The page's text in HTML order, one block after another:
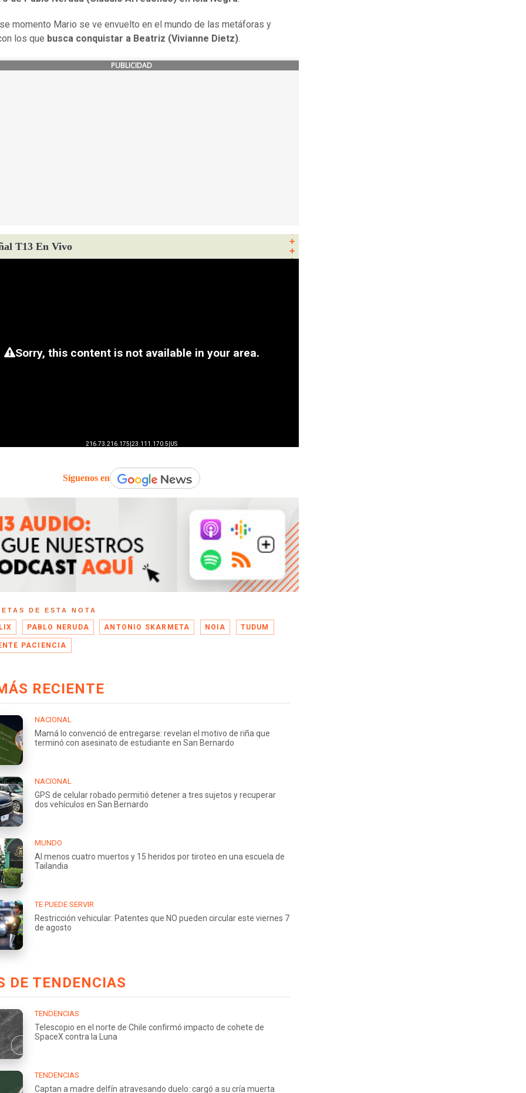
momento Mario se ve envuelto en el mundo de las metáforas y
los que busca conquistar a Beatriz (Vivianne Dietz).
PUBLICIDAD
T13 En Vivo
Síguenos en
DE ESTA NOTA
PABLO NERUDA ANTONIO SKARMETA NOIA TUDUM
PACIENCIA
RECIENTE
NACIONAL
Mamá lo convenció de entregarse: revelan el motivo de riña que
terminó con asesinato de estudiante en San Bernardo
NACIONAL
GPS de celular robado permitió detener a tres sujetos y recuperar
dos vehículos en San Bernardo
MUNDO
Al menos cuatro muertos y 15 heridos por tiroteo en una escuela de
Tailandia
TE PUEDE SERVIR
Restricción vehicular: Patentes que NO pueden circular este viernes 7
de agosto
DE TENDENCIAS
TENDENCIAS
Telescopio en el norte de Chile confirmó impacto de cohete de
SpaceX contra la Luna
TENDENCIAS
Captan a madre delfín atravesando duelo: cargó a su cría muerta